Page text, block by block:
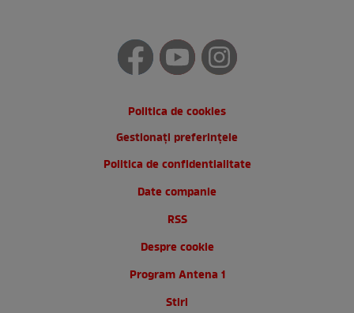
Politica de cookies
Gestionați preferințele
Politica de confidentialitate
Date companie
RSS
Despre cookie
Program Antena 1
Stiri